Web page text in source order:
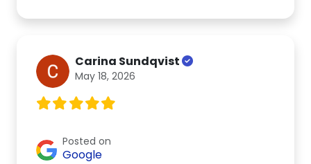
Carina Sundqvist
May 18, 2026
Posted on
Google